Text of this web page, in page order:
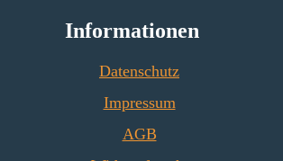
Informationen
Datenschutz
Impressum
AGB